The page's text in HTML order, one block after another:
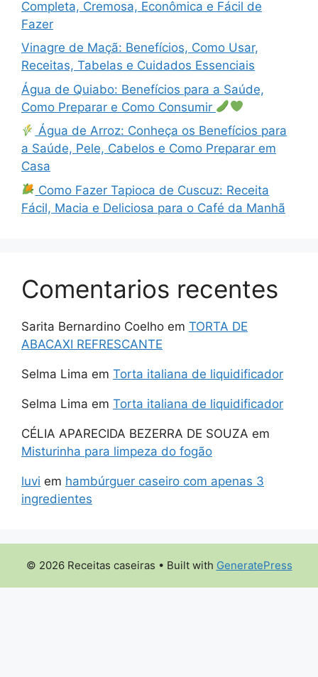
Completa, Cremosa, Econômica e Fácil de
Fazer
Vinagre de Maçã: Benefícios, Como Usar,
Receitas, Tabelas e Cuidados Essenciais
Água de Quiabo: Benefícios para a Saúde,
Como Preparar e Como Consumir
Água de Arroz: Conheça os Benefícios para
a Saúde, Pele, Cabelos e Como Preparar em
Casa
Como Fazer Tapioca de Cuscuz: Receita
Fácil, Macia e Deliciosa para o Café da Manhã
Comentarios recentes
Sarita Bernardino Coelho em TORTA DE
ABACAXI REFRESCANTE
Selma Lima em Torta italiana de liquidificador
Selma Lima em Torta italiana de liquidificador
CÉLIA APARECIDA BEZERRA DE SOUZA em
Misturinha para limpeza do fogão
luvi em hambúrguer caseiro com apenas 3
ingredientes
© 2026 Receitas caseiras • Built with GeneratePress